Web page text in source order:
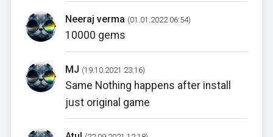
Neeraj verma (01.01.2022 06:54)
10000 gems
MJ (19.10.2021 23:16)
Same Nothing happens after install
just original game